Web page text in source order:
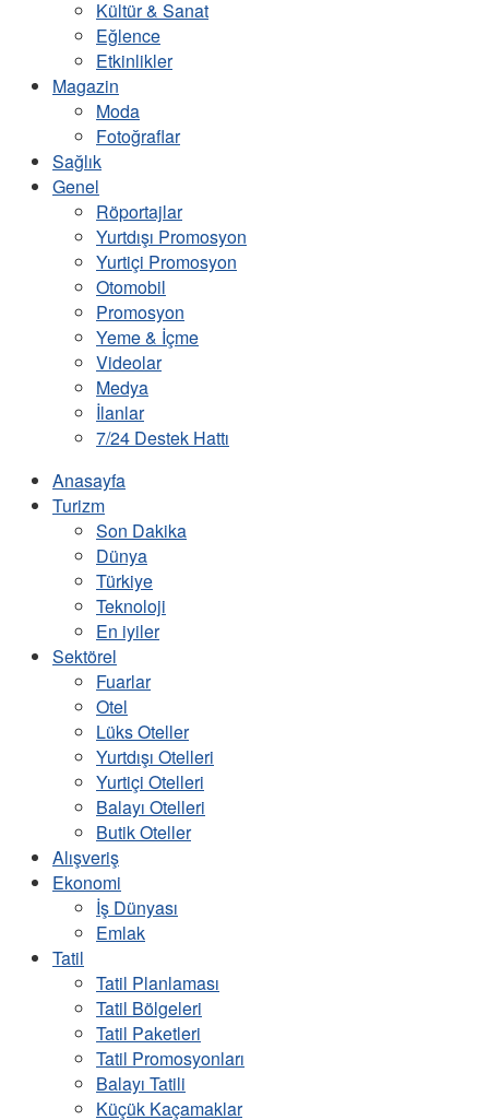
Kültür & Sanat
Eğlence
Etkinlikler
Magazin
Moda
Fotoğraflar
Sağlık
Genel
Röportajlar
Yurtdışı Promosyon
Yurtiçi Promosyon
Otomobil
Promosyon
Yeme & İçme
Videolar
Medya
İlanlar
7/24 Destek Hattı
Anasayfa
Turizm
Son Dakika
Dünya
Türkiye
Teknoloji
En iyiler
Sektörel
Fuarlar
Otel
Lüks Oteller
Yurtdışı Otelleri
Yurtiçi Otelleri
Balayı Otelleri
Butik Oteller
Alışveriş
Ekonomi
İş Dünyası
Emlak
Tatil
Tatil Planlaması
Tatil Bölgeleri
Tatil Paketleri
Tatil Promosyonları
Balayı Tatili
Küçük Kaçamaklar